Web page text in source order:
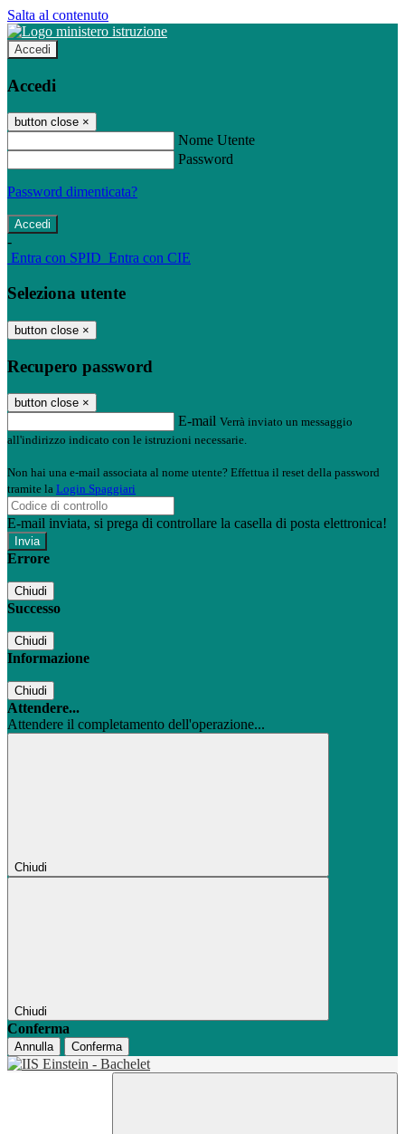
Salta al contenuto
Accedi
Accedi
button close ×
Nome Utente
Password
Password dimenticata?
-
Entra con SPID Entra con CIE
Seleziona utente
button close ×
Recupero password
button close ×
E-mail Verrà inviato un messaggio
all'indirizzo indicato con le istruzioni necessarie.
Non hai una e-mail associata al nome utente? Effettua il reset della password
tramite la Login Spaggiari
E-mail inviata, si prega di controllare la casella di posta elettronica!
Errore
Chiudi
Successo
Chiudi
Informazione
Chiudi
Attendere...
Attendere il completamento dell'operazione...
Chiudi
Chiudi
Conferma
Annulla Conferma